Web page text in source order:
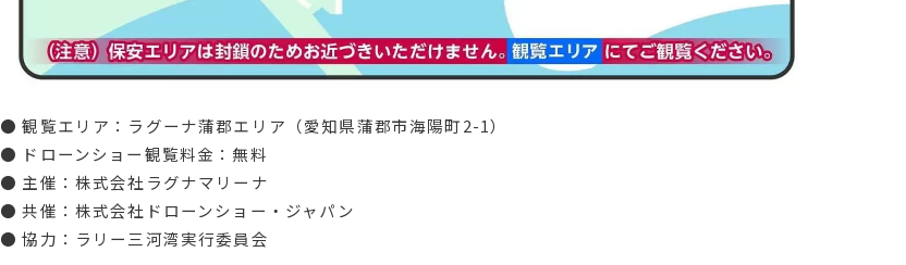
● 観覧エリア：ラグーナ蒲郡エリア（愛知県蒲郡市海陽町2-1）
● ドローンショー観覧料金：無料
● 主催：株式会社ラグナマリーナ
● 共催：株式会社ドローンショー・ジャパン
● 協力：ラリー三河湾実行委員会